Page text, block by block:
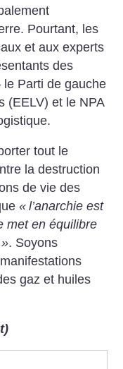
Pourtant, les
et aux experts
des
Parti de gauche
(EELV) et le NPA
tout le
la destruction
de vie des
« l’anarchie est
met en équilibre
». Soyons
gaz et huiles